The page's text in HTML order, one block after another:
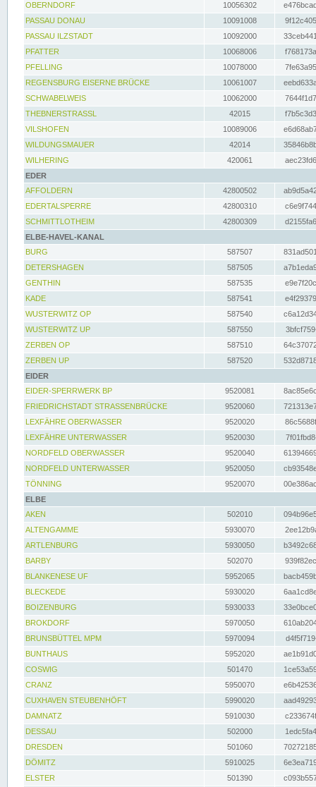
OBERNDORF
10056302
PASSAU DONAU
10091008
PASSAU ILZSTADT
10092000
PFATTER
10068006
PFELLING
10078000
REGENSBURG EISERNE BRÜCKE
10061007
SCHWABELWEIS
10062000
THEBNERSTRASSL
42015
VILSHOFEN
10089006
WILDUNGSMAUER
42014
WILHERING
420061
EDER
AFFOLDERN
42800502
EDERTALSPERRE
42800310
SCHMITTLOTHEIM
42800309
ELBE-HAVEL-KANAL
BURG
587507
DETERSHAGEN
587505
GENTHIN
587535
KADE
587541
WUSTERWITZ OP
587540
WUSTERWITZ UP
587550
ZERBEN OP
587510
ZERBEN UP
587520
EIDER
EIDER-SPERRWERK BP
9520081
FRIEDRICHSTADT STRASSENBRÜCKE
9520060
LEXFÄHRE OBERWASSER
9520020
LEXFÄHRE UNTERWASSER
9520030
NORDFELD OBERWASSER
9520040
NORDFELD UNTERWASSER
9520050
TÖNNING
9520070
ELBE
AKEN
502010
ALTENGAMME
5930070
ARTLENBURG
5930050
BARBY
502070
BLANKENESE UF
5952065
BLECKEDE
5930020
BOIZENBURG
5930033
BROKDORF
5970050
BRUNSBÜTTEL MPM
5970094
BUNTHAUS
5952020
COSWIG
501470
CRANZ
5950070
CUXHAVEN STEUBENHÖFT
5990020
DAMNATZ
5910030
DESSAU
502000
DRESDEN
501060
DÖMITZ
5910025
ELSTER
501390